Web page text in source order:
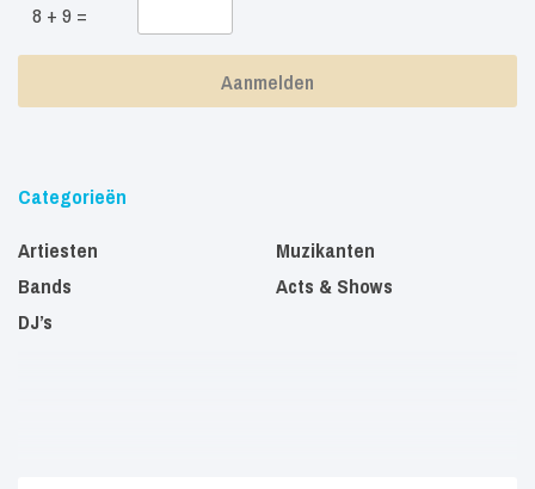
8 + 9 =
Categorieën
Artiesten
Bands
DJ’s
Muzikanten
Acts & Shows